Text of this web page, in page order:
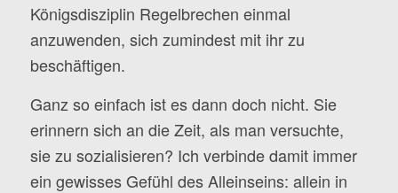
Königsdisziplin Regelbrechen einmal
anzuwenden, sich zumindest mit ihr zu
beschäftigen.
Ganz so einfach ist es dann doch nicht. Sie
erinnern sich an die Zeit, als man versuchte,
sie zu sozialisieren? Ich verbinde damit immer
ein gewisses Gefühl des Alleinseins: allein in